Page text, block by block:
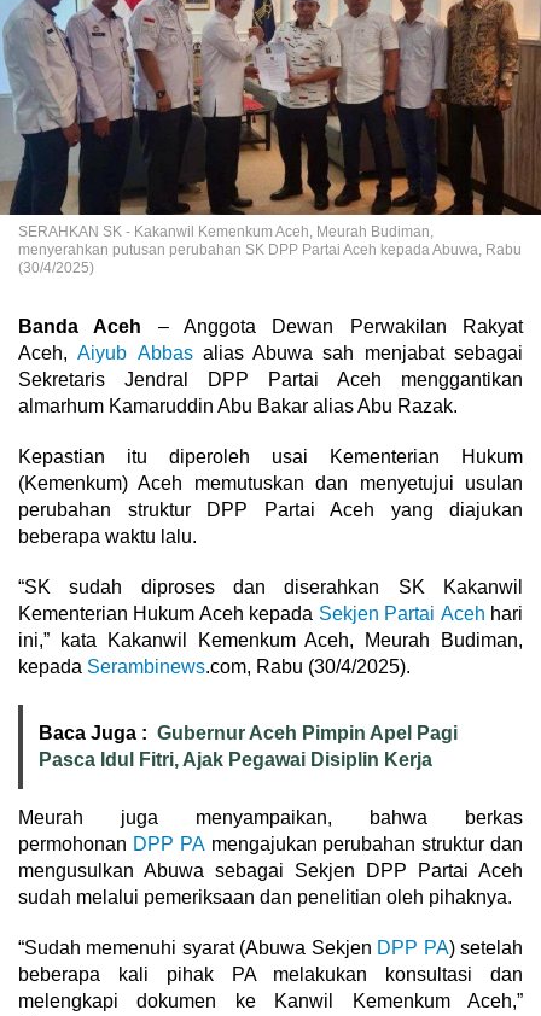
SERAHKAN SK - Kakanwil Kemenkum Aceh, Meurah Budiman,
menyerahkan putusan perubahan SK DPP Partai Aceh kepada Abuwa, Rabu
(30/4/2025)
Banda Aceh – Anggota Dewan Perwakilan Rakyat
Aceh,Aiyub Abbasalias Abuwa sah menjabat sebagai
Sekretaris Jendral DPP Partai Aceh menggantikan
almarhum Kamaruddin Abu Bakar alias Abu Razak.
Kepastian itu diperoleh usai Kementerian Hukum
(Kemenkum) Aceh memutuskan dan menyetujui usulan
perubahan struktur DPP Partai Aceh yang diajukan
beberapa waktu lalu.
“SK sudah diproses dan diserahkan SK Kakanwil
Kementerian Hukum Aceh kepada Sekjen Partai Aceh hari
ini,” kata Kakanwil Kemenkum Aceh, Meurah Budiman,
kepada Serambinews.com, Rabu (30/4/2025).
Baca Juga : Gubernur Aceh Pimpin Apel Pagi
Pasca Idul Fitri, Ajak Pegawai Disiplin Kerja
Meurah juga menyampaikan, bahwa berkas
permohonan DPP PAmengajukan perubahan struktur dan
mengusulkan Abuwa sebagai Sekjen DPP Partai Aceh
sudah melalui pemeriksaan dan penelitian oleh pihaknya.
“Sudah memenuhi syarat (Abuwa Sekjen DPP PA) setelah
beberapa kali pihak PA melakukan konsultasi dan
melengkapi dokumen ke Kanwil Kemenkum Aceh,”